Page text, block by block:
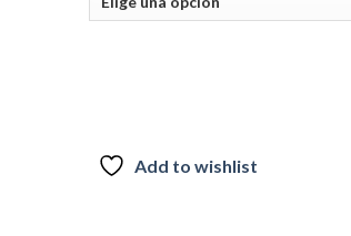
Add to wishlist